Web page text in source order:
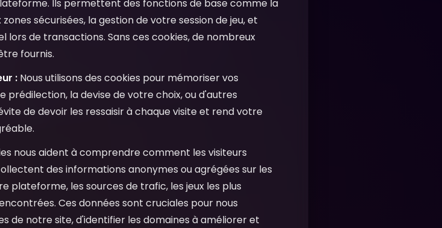
Ils permettent des fonctions de base comme la
sécurisées, la gestion de votre session de jeu, et
de transactions. Sans ces cookies, de nombreux
fournis.
: Nous utilisons des cookies pour mémoriser vos
prédilection, la devise de votre choix, ou d'autres
de devoir les ressaisir à chaque visite et rend votre
nous aident à comprendre comment les visiteurs
des informations anonymes ou agrégées sur les
plateforme, les sources de trafic, les jeux les plus
Ces données sont cruciales pour nous
de notre site, d'identifier les domaines à améliorer et